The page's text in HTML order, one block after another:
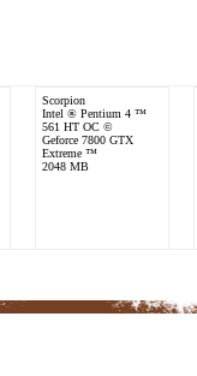
Scorpion
Intel ® Pentium 4 ™
561 HT OC ©
Geforce 7800 GTX
Extreme ™
2048 MB
nVidia GeForce GTX
260